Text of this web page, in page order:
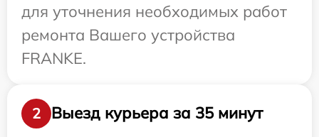
для уточнения необходимых работ
ремонта Вашего устройства
FRANKE.
2
Выезд курьера за 35 минут